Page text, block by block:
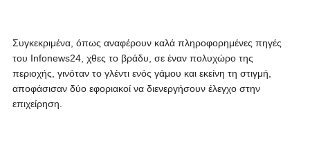
Συγκεκριμένα, όπως αναφέρουν καλά πληροφορημένες πηγές
του Infonews24, χθες το βράδυ, σε έναν πολυχώρο της
περιοχής, γινόταν το γλέντι ενός γάμου και εκείνη τη στιγμή,
αποφάσισαν δύο εφοριακοί να διενεργήσουν έλεγχο στην
επιχείρηση.